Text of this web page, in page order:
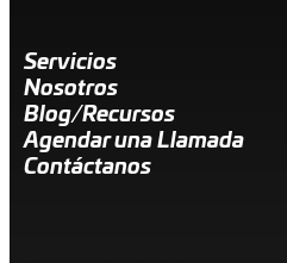
Servicios
Nosotros
Blog/Recursos
Agendar una Llamada
Contáctanos